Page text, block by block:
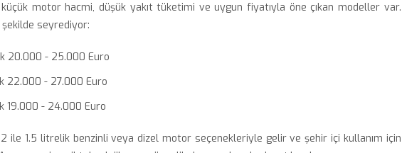
motor hacmi, düşük yakıt tüketimi ve uygun fiyatıyla öne çıkan modeller var.
seyrediyor:
20.000 - 25.000 Euro
22.000 - 27.000 Euro
19.000 - 24.000 Euro
ile 1.5 litrelik benzinli veya dizel motor seçenekleriyle gelir ve şehir içi kullanım için